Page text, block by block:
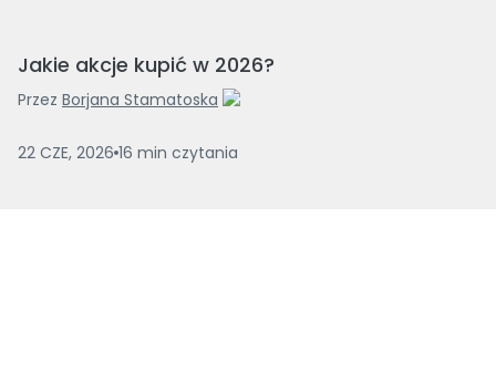
Jakie akcje kupić w 2026?
Przez Borjana Stamatoska
22 CZE, 2026 16 min czytania